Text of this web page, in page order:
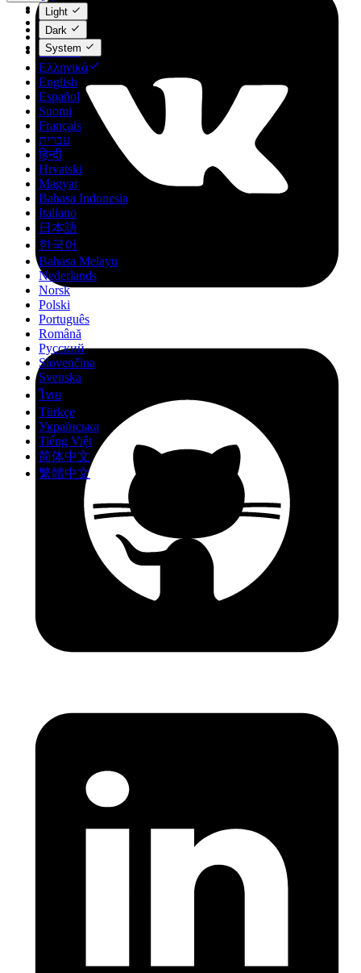
Català
Čeština
Dansk
Deutsch
Ελληνικά
English
Español
Suomi
Français
עברית
हिन्दी
Hrvatski
Magyar
Bahasa Indonesia
Italiano
日本語
한국어
Bahasa Melayu
Nederlands
Norsk
Polski
Português
Română
Русский
Slovenčina
Svenska
ไทย
Türkçe
Українська
Tiếng Việt
简体中文
繁體中文
Light
Dark
System